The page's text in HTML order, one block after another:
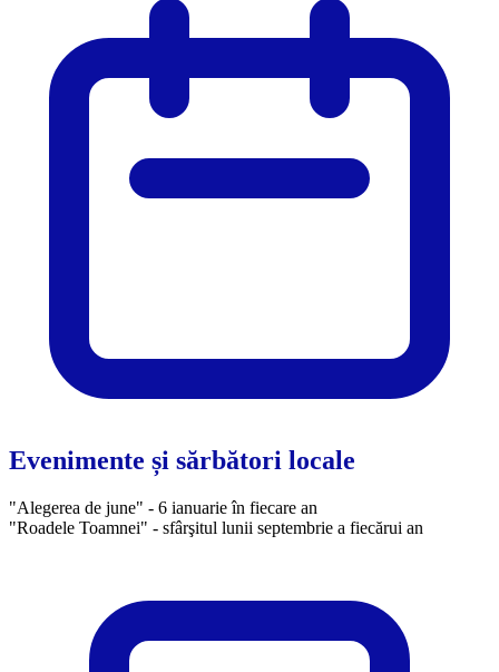
Evenimente și sărbători locale
"Alegerea de june" - 6 ianuarie în fiecare an
​"Roadele Toamnei" - sfârşitul lunii septembrie a fiecărui an